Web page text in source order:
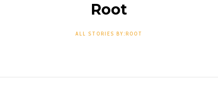
Root
ALL STORIES BY:ROOT